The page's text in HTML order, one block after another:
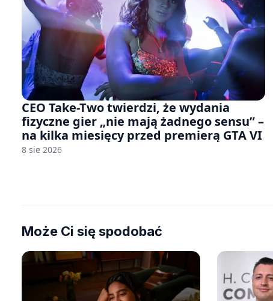
CEO Take-Two twierdzi, że wydania
fizyczne gier „nie mają żadnego sensu” –
na kilka miesięcy przed premierą GTA VI
8 sie 2026
Może Ci się spodobać